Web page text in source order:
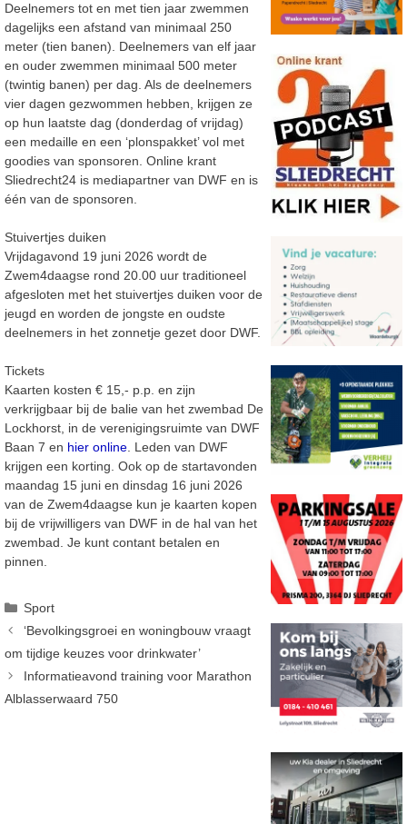
Deelnemers tot en met tien jaar zwemmen
dagelijks een afstand van minimaal 250
meter (tien banen). Deelnemers van elf jaar
en ouder zwemmen minimaal 500 meter
(twintig banen) per dag. Als de deelnemers
vier dagen gezwommen hebben, krijgen ze
op hun laatste dag (donderdag of vrijdag)
een medaille en een ‘plonspakket’ vol met
goodies van sponsoren. Online krant
Sliedrecht24 is mediapartner van DWF en is
één van de sponsoren.
Stuivertjes duiken
Vrijdagavond 19 juni 2026 wordt de
Zwem4daagse rond 20.00 uur traditioneel
afgesloten met het stuivertjes duiken voor de
jeugd en worden de jongste en oudste
deelnemers in het zonnetje gezet door DWF.
Tickets
Kaarten kosten € 15,- p.p. en zijn
verkrijgbaar bij de balie van het zwembad De
Lockhorst, in de verenigingsruimte van DWF
Baan 7 en hier online. Leden van DWF
krijgen een korting. Ook op de startavonden
maandag 15 juni en dinsdag 16 juni 2026
van de Zwem4daagse kun je kaarten kopen
bij de vrijwilligers van DWF in de hal van het
zwembad. Je kunt contant betalen en
pinnen.
Categorieën
Sport
‘Bevolkingsgroei en woningbouw vraagt
om tijdige keuzes voor drinkwater’
Informatieavond training voor Marathon
Alblasserwaard 750